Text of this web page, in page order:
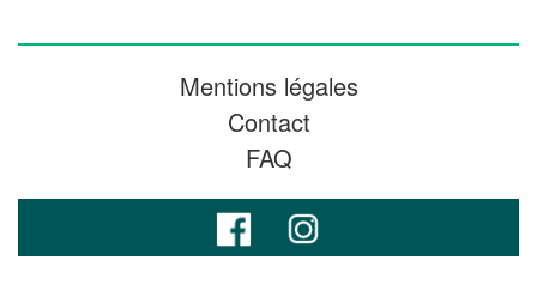
Mentions légales
Contact
FAQ